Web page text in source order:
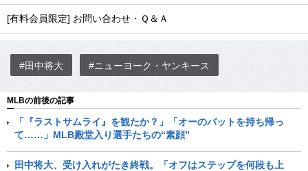
[有料会員限定] お問い合わせ・Ｑ＆Ａ
#田中将大 #ニューヨーク・ヤンキース
MLBの前後の記事
「『ラストサムライ』を観たか？」「オーのバットを持ち帰っ
て……」MLB殿堂入り選手たちの“素顔”
田中将大、受け入れがたき終戦。「オフはステップを何段も上